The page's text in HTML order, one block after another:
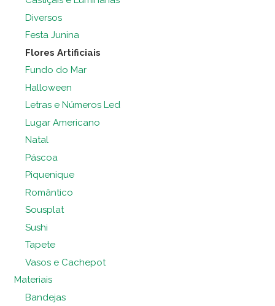
Diversos
Festa Junina
Flores Artificiais
Fundo do Mar
Halloween
Letras e Números Led
Lugar Americano
Natal
Páscoa
Piquenique
Romântico
Sousplat
Sushi
Tapete
Vasos e Cachepot
Materiais
Bandejas